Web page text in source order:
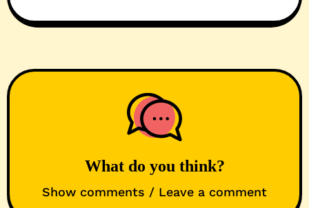
What do you think?
Show comments / Leave a comment